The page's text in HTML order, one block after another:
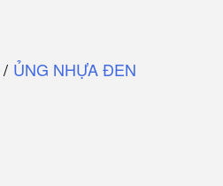
/ ỦNG NHỰA ĐEN